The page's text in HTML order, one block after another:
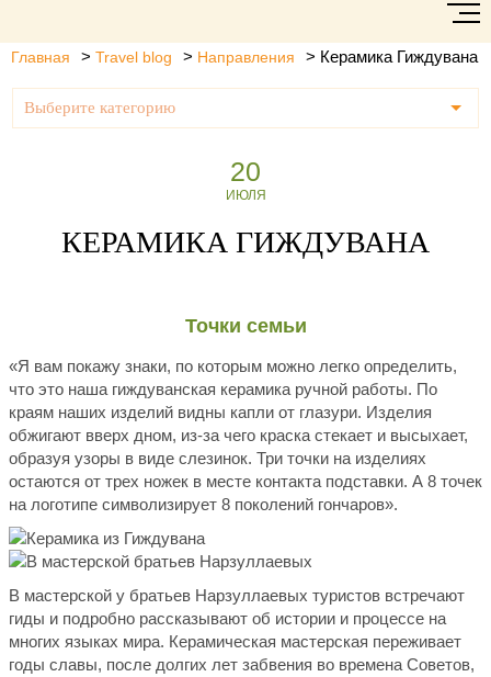
Главная > Travel blog > Направления > Керамика Гиждувана
Выберите категорию
20
ИЮЛЯ
КЕРАМИКА ГИЖДУВАНА
Точки семьи
«Я вам покажу знаки, по которым можно легко определить,
что это наша гиждуванская керамика ручной работы. По
краям наших изделий видны капли от глазури. Изделия
обжигают вверх дном, из-за чего краска стекает и высыхает,
образуя узоры в виде слезинок. Три точки на изделиях
остаются от трех ножек в месте контакта подставки. А 8 точек
на логотипе символизирует 8 поколений гончаров».
В мастерской у братьев Нарзуллаевых туристов встречают
гиды и подробно рассказывают об истории и процессе на
многих языках мира. Керамическая мастерская переживает
годы славы, после долгих лет забвения во времена Советов,